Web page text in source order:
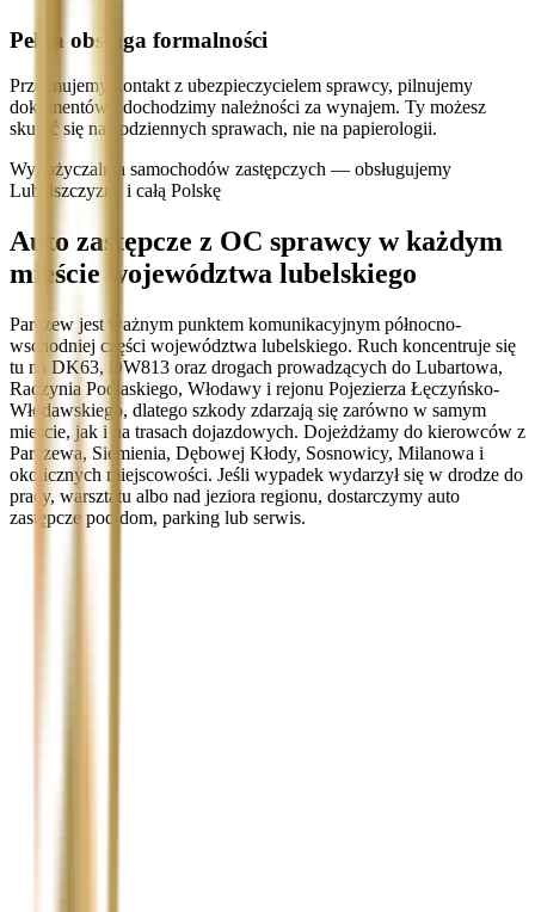
Pełna obsługa formalności
Przejmujemy kontakt z ubezpieczycielem sprawcy, pilnujemy
dokumentów i dochodzimy należności za wynajem. Ty możesz
skupić się na codziennych sprawach, nie na papierologii.
Wypożyczalnia samochodów zastępczych — obsługujemy
Lubelszczyznę i całą Polskę
Auto zastępcze z OC sprawcy w każdym
mieście województwa lubelskiego
Parczew jest ważnym punktem komunikacyjnym północno-
wschodniej części województwa lubelskiego. Ruch koncentruje się
tu na DK63, DW813 oraz drogach prowadzących do Lubartowa,
Radzynia Podlaskiego, Włodawy i rejonu Pojezierza Łęczyńsko-
Włodawskiego, dlatego szkody zdarzają się zarówno w samym
mieście, jak i na trasach dojazdowych. Dojeżdżamy do kierowców z
Parczewa, Siemienia, Dębowej Kłody, Sosnowicy, Milanowa i
okolicznych miejscowości. Jeśli wypadek wydarzył się w drodze do
pracy, warsztatu albo nad jeziora regionu, dostarczymy auto
zastępcze pod dom, parking lub serwis.